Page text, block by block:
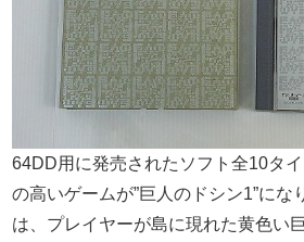
64DD用に発売されたソフト全10タ
の高いゲームが”巨人のドシン1”にな
は、プレイヤーが島に現れた黄色い